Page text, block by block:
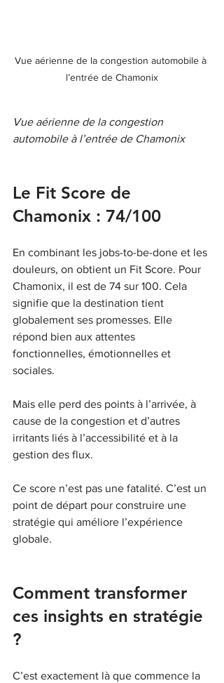
Vue aérienne de la congestion automobile à
l’entrée de Chamonix
Vue aérienne de la congestion
automobile à l’entrée de Chamonix
Le Fit Score de
Chamonix : 74/100
En combinant les jobs-to-be-done et les
douleurs, on obtient un Fit Score. Pour
Chamonix, il est de 74 sur 100. Cela
signifie que la destination tient
globalement ses promesses. Elle
répond bien aux attentes
fonctionnelles, émotionnelles et
sociales.
Mais elle perd des points à l’arrivée, à
cause de la congestion et d’autres
irritants liés à l’accessibilité et à la
gestion des flux.
Ce score n’est pas une fatalité. C’est un
point de départ pour construire une
stratégie qui améliore l’expérience
globale.
Comment transformer
ces insights en stratégie
?
C’est exactement là que commence la